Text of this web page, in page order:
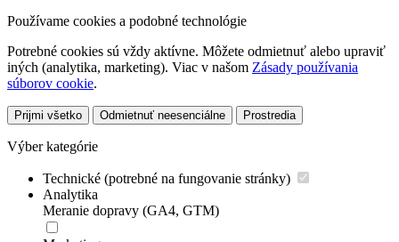
Používame cookies a podobné technológie
Potrebné cookies sú vždy aktívne. Môžete odmietnuť alebo upraviť
iných (analytika, marketing). Viac v našom Zásady používania
súborov cookie.
Prijmi všetko Odmietnuť neesenciálne Prostredia
Výber kategórie
Technické (potrebné na fungovanie stránky)
Analytika
Meranie dopravy (GA4, GTM)